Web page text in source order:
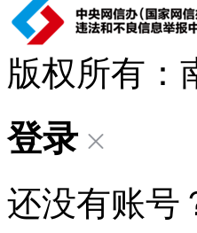
版权所有：
登录
还没有账号